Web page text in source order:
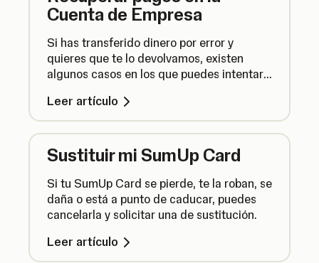
Cuenta de Empresa
Si has transferido dinero por error y
quieres que te lo devolvamos, existen
algunos casos en los que puedes intentar
Leer artículo
Sustituir mi SumUp Card
Si tu SumUp Card se pierde, te la roban, se
daña o está a punto de caducar, puedes
cancelarla y solicitar una de sustitución.
Leer artículo